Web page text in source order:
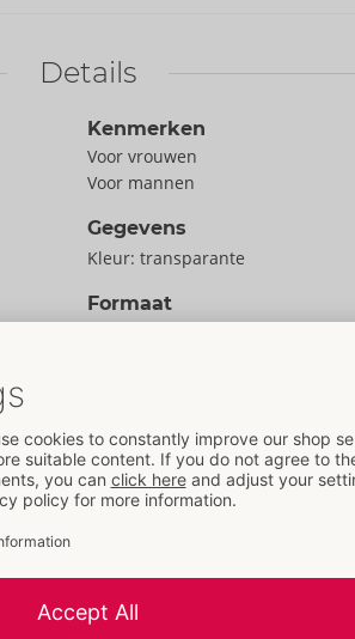
Details
Kenmerken
Voor vrouwen
Voor mannen
Gegevens
Kleur: transparante
Formaat
Hoogte: 7 cm
Lengte: 20,8 cm
Informatie
Art. nr.:
Barcode: